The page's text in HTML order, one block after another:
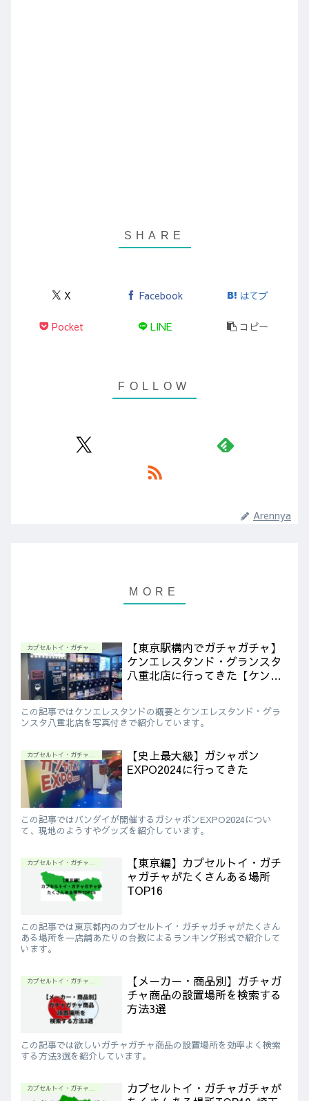
X Facebook はてブ
Pocket LINE コピー
Arennya
【東京駅構内でガチャガチャ】
ケンエレスタンド・グランスタ
八重北店に行ってきた【ケンエ
この記事ではケンエレスタンドの概要とケンエレスタンド・グラ
ンスタ八重北店を写真付きで紹介しています。
【史上最大級】ガシャポン
EXPO2024に行ってきた
この記事ではバンダイが開催するガシャポンEXPO2024につい
て、現地のようすやグッズを紹介しています。
【東京編】カプセルトイ・ガチ
ャガチャがたくさんある場所
TOP16
この記事では東京都内のカプセルトイ・ガチャガチャがたくさん
ある場所を一店舗あたりの台数によるランキング形式で紹介して
います。
【メーカー・商品別】ガチャガ
チャ商品の設置場所を検索する
方法3選
この記事では欲しいガチャガチャ商品の設置場所を効率よく検索
する方法3選を紹介しています。
カプセルトイ・ガチャガチャが